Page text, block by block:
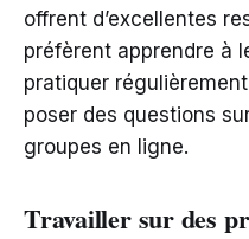
offrent d’excellentes
préfèrent apprendre à
pratiquer
poser des questions
groupes en ligne.
Travailler sur des